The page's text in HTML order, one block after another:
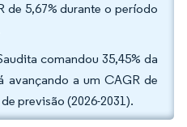
de 5,67% durante o período
comandou 35,45% da
avançando a um CAGR de
previsão (2026-2031).